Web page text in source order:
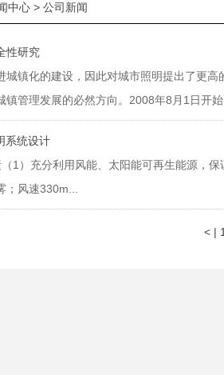
中心 > 公司新闻
性研究
城镇化的建设，因此对城市照明提出了更
镇管理发展的必然方向。2008年8月1日开
系统设计
1）充分利用风能、太阳能可再生能源
；风速330m...
< |